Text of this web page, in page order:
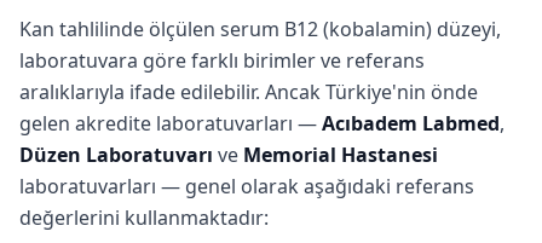
Kan tahlilinde ölçülen serum B12 (kobalamin) düzeyi,
laboratuvara göre farklı birimler ve referans
aralıklarıyla ifade edilebilir. Ancak Türkiye'nin önde
gelen akredite laboratuvarları —Acıbadem Labmed,
Düzen Laboratuvarı ve Memorial Hastanesi
laboratuvarları — genel olarak aşağıdaki referans
değerlerini kullanmaktadır: